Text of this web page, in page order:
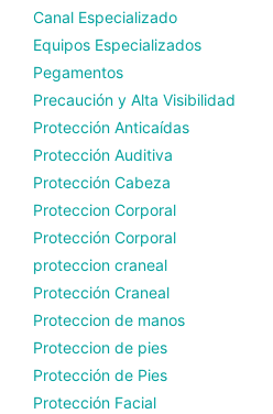
Canal Especializado
Equipos Especializados
Pegamentos
Precaución y Alta Visibilidad
Protección Anticaídas
Protección Auditiva
Protección Cabeza
Proteccion Corporal
Protección Corporal
proteccion craneal
Protección Craneal
Proteccion de manos
Proteccion de pies
Protección de Pies
Protección Facial